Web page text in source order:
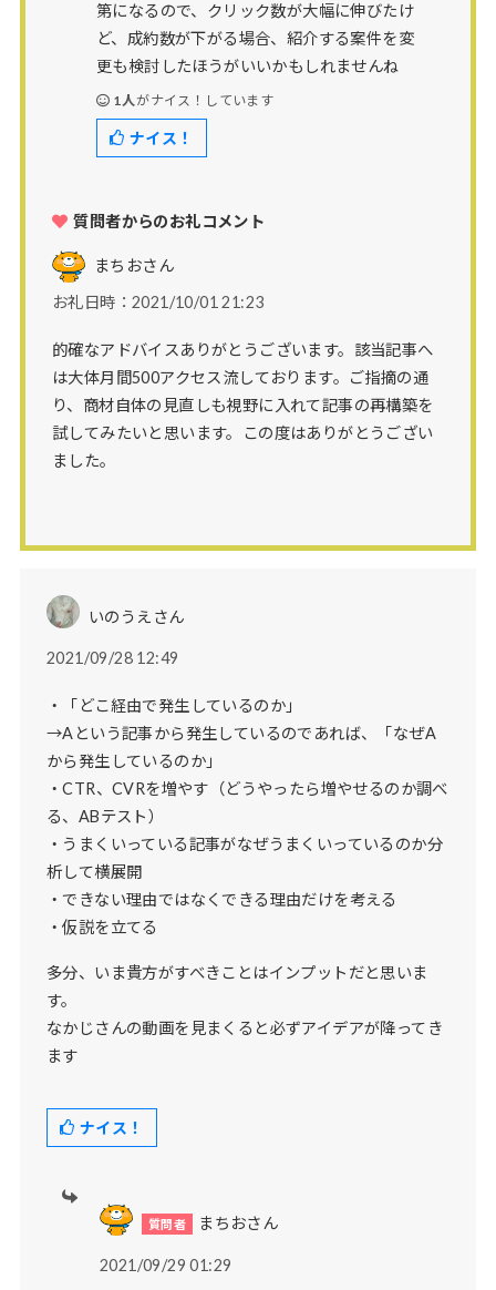
第になるので、クリック数が大幅に伸びたけ
ど、成約数が下がる場合、紹介する案件を変
更も検討したほうがいいかもしれませんね
1人がナイス！しています
ナイス！
質問者からのお礼コメント
まちおさん
お礼日時：2021/10/01 21:23
的確なアドバイスありがとうございます。該当記事へ
は大体月間500アクセス流しております。ご指摘の通
り、商材自体の見直しも視野に入れて記事の再構築を
試してみたいと思います。この度はありがとうござい
ました。
いのうえさん
2021/09/28 12:49
・「どこ経由で発生しているのか」
→Aという記事から発生しているのであれば、「なぜA
から発生しているのか」
・CTR、CVRを増やす（どうやったら増やせるのか調べ
る、ABテスト）
・うまくいっている記事がなぜうまくいっているのか分
析して横展開
・できない理由ではなくできる理由だけを考える
・仮説を立てる
多分、いま貴方がすべきことはインプットだと思いま
す。
なかじさんの動画を見まくると必ずアイデアが降ってき
ます
ナイス！
まちおさん
2021/09/29 01:29